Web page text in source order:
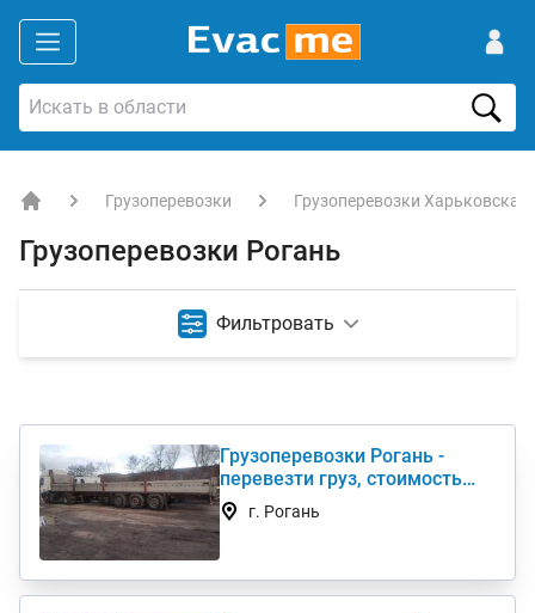
Грузоперевозки Грузоперевозки Харьковская
Грузоперевозки Рогань
Фильтровать
Грузоперевозки Рогань -
перевезти груз, стоимость
услуги недорого
г. Рогань